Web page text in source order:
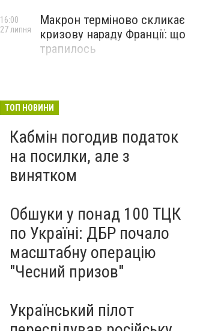
Макрон терміново скликає
кризову нараду Франції: що
трапилось
16:00
27 липня
ТОП НОВИНИ
Кабмін погодив податок
на посилки, але з
винятком
Обшуки у понад 100 ТЦК
по Україні: ДБР почало
масштабну операцію
"Чесний призов"
Український пілот